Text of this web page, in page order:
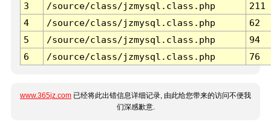
3 /source/class/jzmysql.class.php
211
4
/source/class/jzmysql.class.php
62
5
/source/class/jzmysql.class.php
94
6
/source/class/jzmysql.class.php 76
www.365jz.com 已经将此出错信息详细记录, 由此给您带来的访问不便我
们深感歉意.